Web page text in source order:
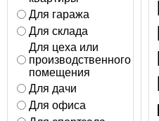
Для гаража
Для склада
Для цеха или
производственного
помещения
Для дачи
Для офиса